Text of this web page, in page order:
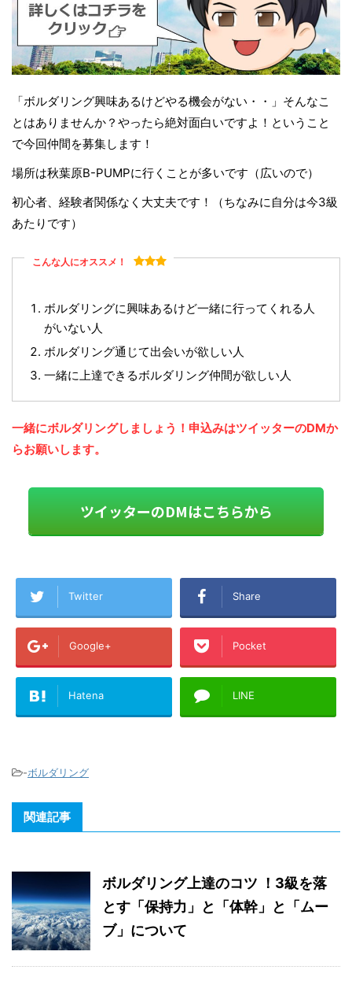
「ボルダリング興味あるけどやる機会がない・・」そんなこ
とはありませんか？やったら絶対面白いですよ！ということ
で今回仲間を募集します！
場所は秋葉原B-PUMPに行くことが多いです（広いので）
初心者、経験者関係なく大丈夫です！（ちなみに自分は今3級
あたりです）
こんな人にオススメ！
ボルダリングに興味あるけど一緒に行ってくれる人
がいない人
ボルダリング通じて出会いが欲しい人
一緒に上達できるボルダリング仲間が欲しい人
一緒にボルダリングしましょう！申込みはツイッターのDMか
らお願いします。
ツイッターのDMはこちらから
Twitter Share
Google+ Pocket
Hatena LINE
-ボルダリング
関連記事
ボルダリング上達のコツ ！3級を落
とす「保持力」と「体幹」と「ムー
ブ」について